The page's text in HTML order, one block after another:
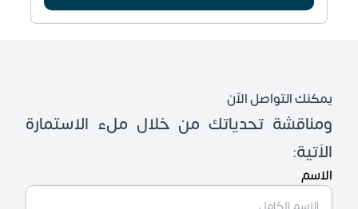
يمكنك التواصل الآن
ومناقشة تحدياتك من خلال ملء الاستمارة
الاَتية:
الاسم